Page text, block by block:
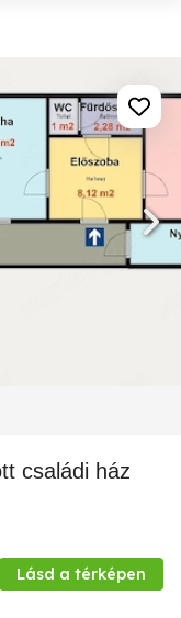
Lásd a térképen